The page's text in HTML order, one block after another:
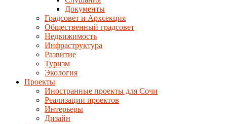
Документы
Градсовет и Архсекция
Общественный градсовет
Недвижимость
Инфраструктура
Развитие
Туризм
Экология
Проекты
Иностранные проекты для Сочи
Реализации проектов
Интерьеры
Дизайн